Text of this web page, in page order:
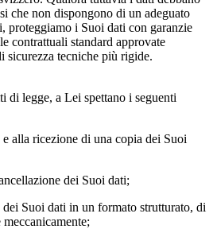
che non dispongono di un adeguato
proteggiamo i Suoi dati con garanzie
contrattuali standard approvate
sicurezza tecniche più rigide.
di legge, a Lei spettano i seguenti
alla ricezione di una copia dei Suoi
dei Suoi dati;
Suoi dati in un formato strutturato, di